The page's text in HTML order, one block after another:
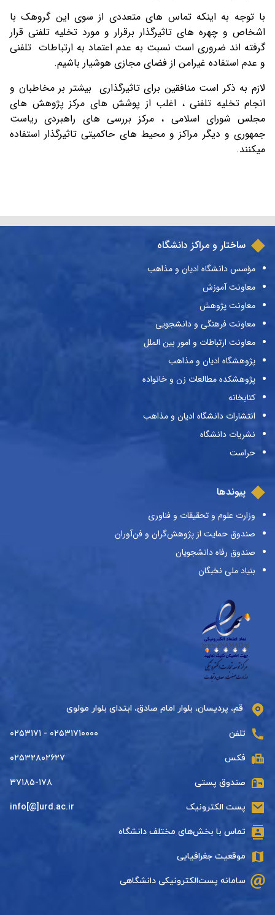
با توجه به اینکه تماس های متعددی از سوی این گروهک با
اشخاص و چهره های تاثیرگذار برقرار و مورد تخلیه تلفنی قرار
گرفته اند ضروری است نسبت به عدم اعتماد به ارتباطات تلفنی
و عدم استفاده غیرامن از فضای مجازی هوشیار باشیم.
لازم به ذکر است منافقین برای تاثیرگذاری بیشتر بر مخاطبان و
انجام تخلیه تلفنی ، اغلب از پوشش های مرکز پژوهش های
مجلس شورای اسلامی ، مرکز بررسی های راهبردی ریاست
جمهوری و دیگر مراکز و محیط های حاکمیتی تاثیرگذار استفاده
میکنند.
ساختار و مراکز دانشگاه
مؤسس دانشگاه ادیان و مذاهب
معاونت آموزش
معاونت پژوهش
معاونت فرهنگی و دانشجویی
معاونت ارتباطات و امور بین الملل
پژوهشگاه ادیان و مذاهب
پژوهشکده مطالعات زن و خانواده
کتابخانه
انتشارات دانشگاه ادیان و مذاهب
نشریات دانشگاه
حراست
پیوندها
وزارت علوم و تحقیقات و فناوری
صندوق حمایت از پژوهش‌گران و فن‌آوران
صندوق رفاه دانشجویان
بنیاد ملی نخبگان
قم، پردیسان، بلوار امام صادق، ابتدای بلوار مولوی
تلفن ۰۲۵۳۱۷۱۰۰۰۰ - ۰۲۵۳۱۷۱
فکس ۰۲۵۳۲۸۰۲۶۲۷
صندوق پستی ۳۷۱۸۵-۱۷۸
پست الکترونیک info[@]urd.ac.ir
تماس با بخش‌های مختلف دانشگاه
موقعیت جغرافیایی
سامانه پست‌الکترونیکی دانشگاهی